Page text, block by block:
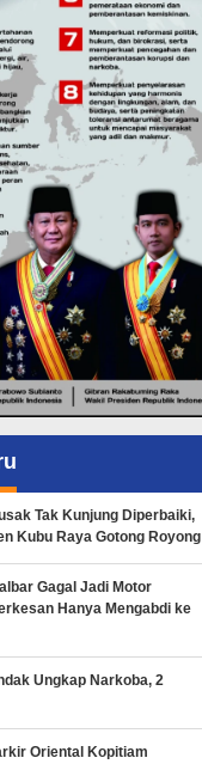
Tak Kunjung Diperbaiki,
Kubu Raya Gotong Royong
Gagal Jadi Motor
Hanya Mengabdi ke
Ungkap Narkoba, 2
Oriental Kopitiam